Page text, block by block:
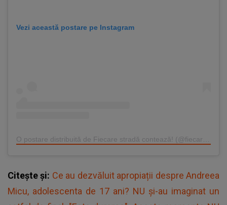
Vezi această postare pe Instagram
Citește și: Ce au dezvăluit apropiații despre Andreea
Micu, adolescenta de 17 ani? NU și-au imaginat un